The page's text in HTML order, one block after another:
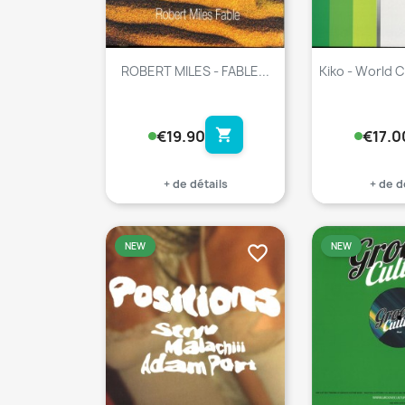
ROBERT MILES - FABLE...
€19.90 shopping_cart
+ de détails

Kiko - World
+ de
NEW favorite_border NEW